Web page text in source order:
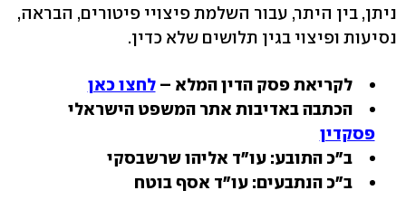
ניתן, בין היתר, עבור השלמת פיצויי פיטורים, הבראה,
נסיעות ופיצוי בגין תלושים שלא כדין.
לקריאת פסק הדין המלא –לחצו כאן
הכתבה באדיבות אתר המשפט הישראלי
פסקדין
ב"כ התובע: עו"ד אליהו שרשבסקי
ב"כ הנתבעים: עו"ד אסף בוטח